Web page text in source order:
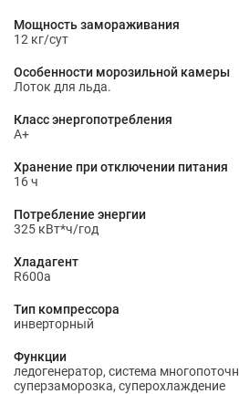
Мощность замораживания
12 кг/сут
Особенности морозильной камеры
Лоток для льда.
Класс энергопотребления
A+
Хранение при отключении питания
16 ч
Потребление энергии
325 кВт*ч/год
Хладагент
R600a
Тип компрессора
инверторный
Функции
ледогенератор, система
суперзаморозка, суперохлаждение